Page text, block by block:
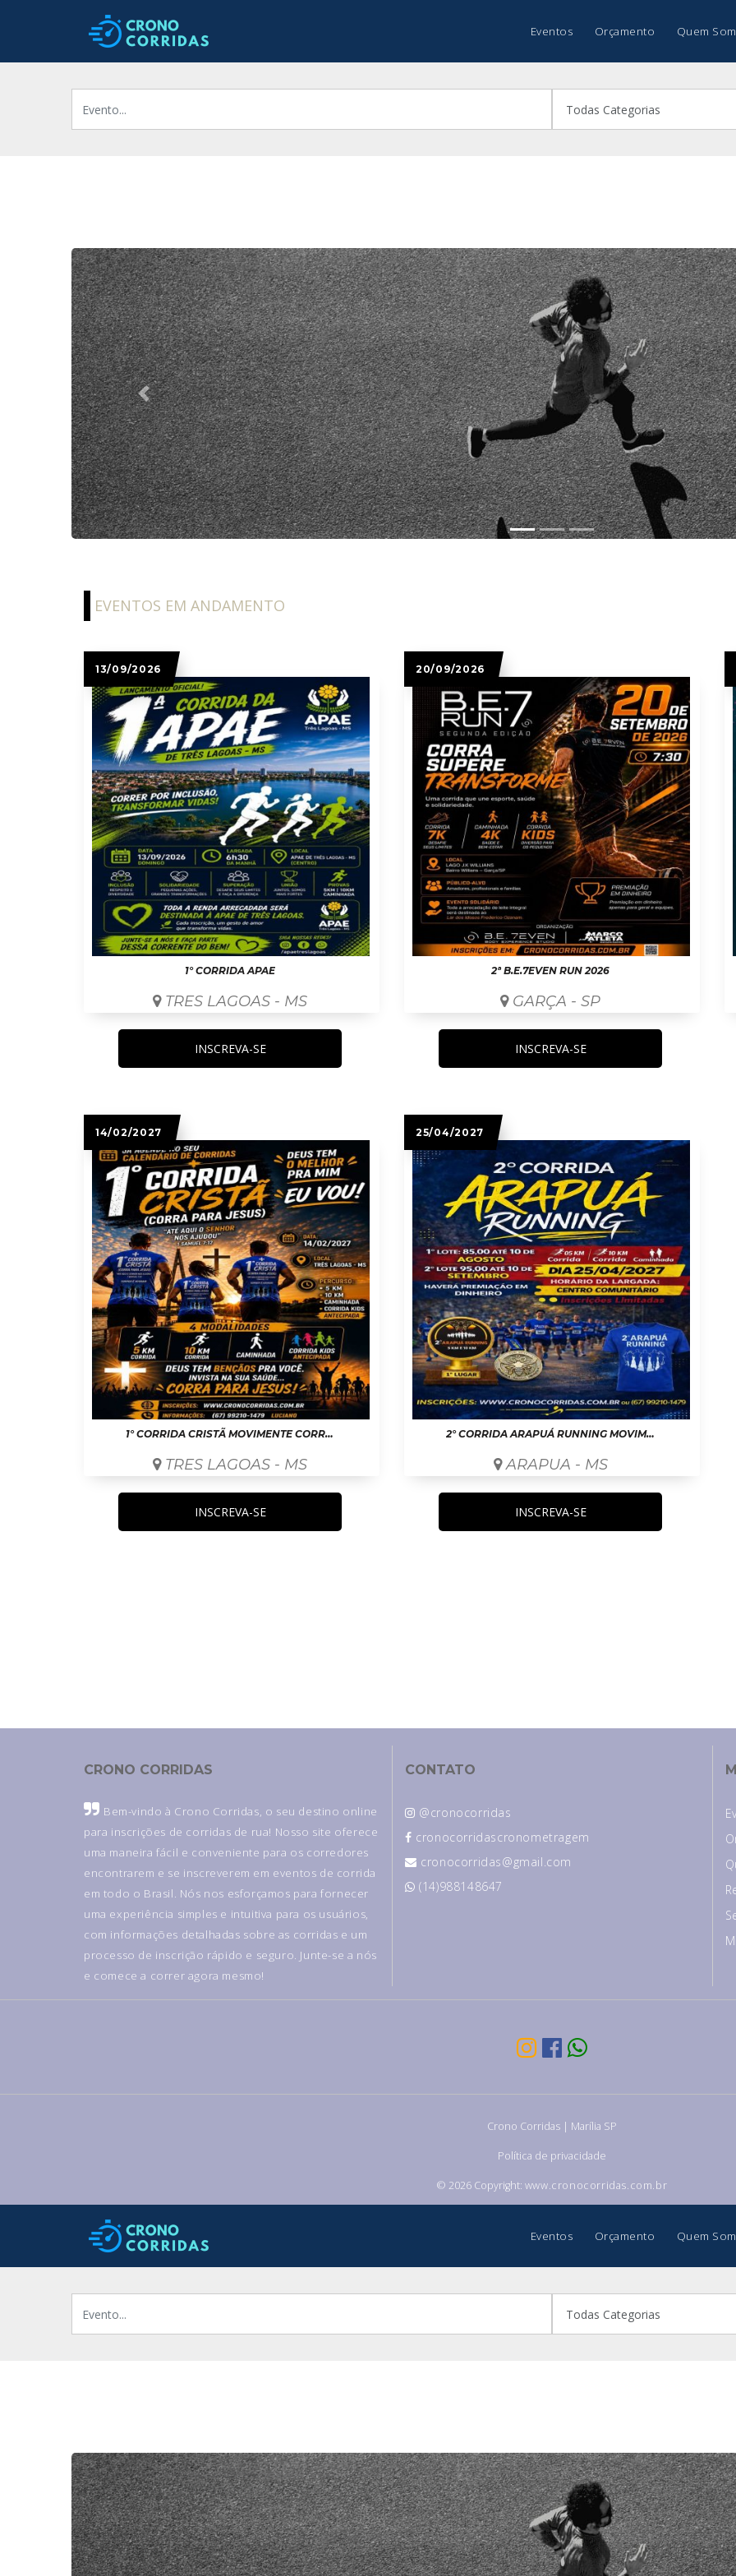
Eventos Orçamento Quem
Previous
EVENTOS EM ANDAMENTO
13/09/2026
1° CORRIDA APAE
TRES LAGOAS - MS
INSCREVA-SE
20/09/2026
2ª B.E.7EVEN RUN 2026
GARÇA - SP
INSCREVA-SE
14/02/2027
1° CORRIDA CRISTÃ MOVIMENTE CORREDOR
TRES LAGOAS - MS
INSCREVA-SE
25/04/2027
2° CORRIDA ARAPUÁ RUNNING MOVIMENTE CORREDOR
ARAPUA - MS
INSCREVA-SE
CRONO CORRIDAS
Bem-vindo à Crono Corridas, o seu destino online
para inscrições de corridas de rua! Nosso site oferece
uma maneira fácil e conveniente para os corredores
encontrarem e se inscreverem em eventos de corrida
em todo o Brasil. Nós nos esforçamos para fornecer
uma experiência simples e intuitiva para os usuários,
com informações detalhadas sobre as corridas e um
processo de inscrição rápido e seguro. Junte-se a nós
e comece a correr agora mesmo!
CONTATO
@cronocorridas
cronocorridascronometragem
cronocorridas@gmail.com
(14)988148647
Crono Corridas | Marília SP
Política de privacidade
© 2026 Copyright: www.cronocorridas.com.br
Eventos Orçamento Quem